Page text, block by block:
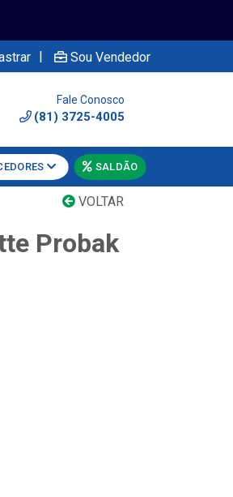
| Sou Vendedor
Fale Conosco
(81) 3725-4005
SALDÃO
VOLTAR
Probak